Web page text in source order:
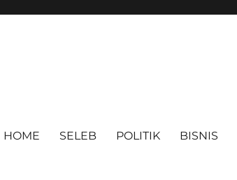
HOME SELEB POLITIK BISNIS